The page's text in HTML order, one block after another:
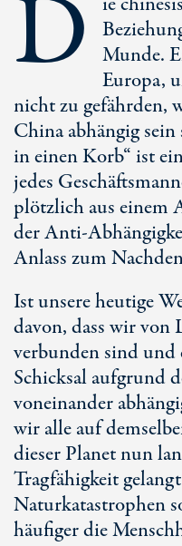
D
Munde.
Europa,
nicht zu gefährden,
China abhängig
in einen Korb“ ist
jedes
plötzlich aus einem
der Anti-
Anlass zum
Ist unsere heutige
davon, dass wir
verbunden sind und
Schicksal aufgrund
voneinander
wir alle auf
dieser Planet nun
Tragfähigkeit
Naturkatastrophen
häufiger die